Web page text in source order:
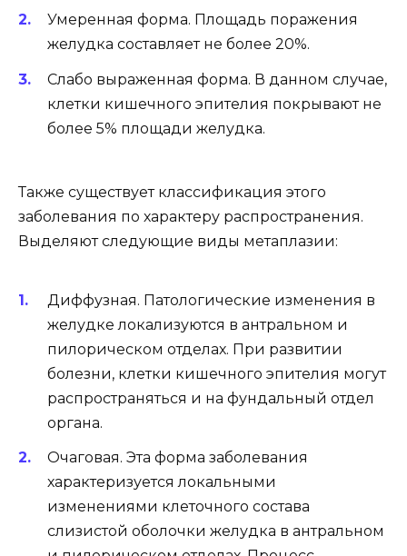
Умеренная форма. Площадь поражения
желудка составляет не более 20%.
Слабо выраженная форма. В данном случае,
клетки кишечного эпителия покрывают не
более 5% площади желудка.
Также существует классификация этого
заболевания по характеру распространения.
Выделяют следующие виды метаплазии:
Диффузная. Патологические изменения в
желудке локализуются в антральном и
пилорическом отделах. При развитии
болезни, клетки кишечного эпителия могут
распространяться и на фундальный отдел
органа.
Очаговая. Эта форма заболевания
характеризуется локальными
изменениями клеточного состава
слизистой оболочки желудка в антральном